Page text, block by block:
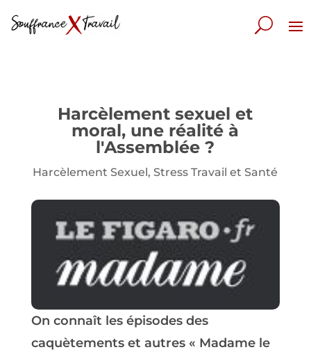
Harcèlement sexuel et
moral, une réalité à
l'Assemblée ?
Harcèlement Sexuel,Stress Travail et Santé
On connaît les épisodes des
caquètements et autres « Madame le